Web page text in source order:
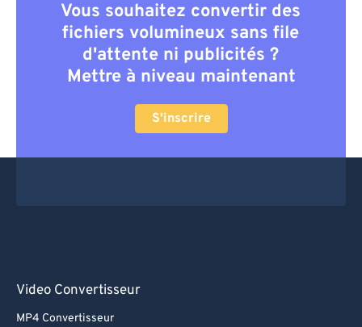
Vous souhaitez convertir des
fichiers volumineux sans file
d'attente ni publicités ?
Mettre à niveau maintenant
S'inscrire
Video Convertisseur
MP4 Convertisseur